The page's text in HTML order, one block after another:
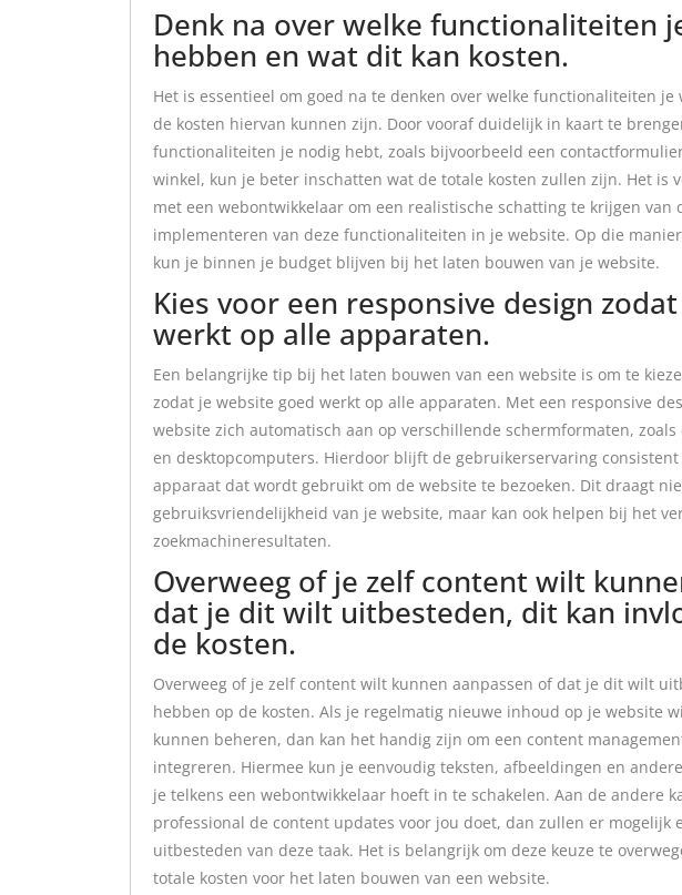
Denk na over welke functionaliteiten
hebben en wat dit kan kosten.
Het is essentieel om goed na te denken over welke functionaliteiten
de kosten hiervan kunnen zijn. Door vooraf duidelijk in kaart te
functionaliteiten je nodig hebt, zoals bijvoorbeeld een
winkel, kun je beter inschatten wat de totale kosten zullen zijn. Het is
met een webontwikkelaar om een realistische schatting te krijgen van
implementeren van deze functionaliteiten in je website. Op die
kun je binnen je budget blijven bij het laten bouwen van je website.
Kies voor een responsive design
werkt op alle apparaten.
Een belangrijke tip bij het laten bouwen van een website is om te
zodat je website goed werkt op alle apparaten. Met een responsive
website zich automatisch aan op verschillende schermformaten,
en desktopcomputers. Hierdoor blijft de gebruikerservaring
apparaat dat wordt gebruikt om de website te bezoeken. Dit draagt
gebruiksvriendelijkheid van je website, maar kan ook helpen bij het
zoekmachineresultaten.
Overweeg of je zelf content wilt
dat je dit wilt uitbesteden, dit kan
de kosten.
Overweeg of je zelf content wilt kunnen aanpassen of dat je dit wilt
hebben op de kosten. Als je regelmatig nieuwe inhoud op je website
kunnen beheren, dan kan het handig zijn om een content
integreren. Hiermee kun je eenvoudig teksten, afbeeldingen en
je telkens een webontwikkelaar hoeft in te schakelen. Aan de andere
professional de content updates voor jou doet, dan zullen er mogelijk
uitbesteden van deze taak. Het is belangrijk om deze keuze te
totale kosten voor het laten bouwen van een website.